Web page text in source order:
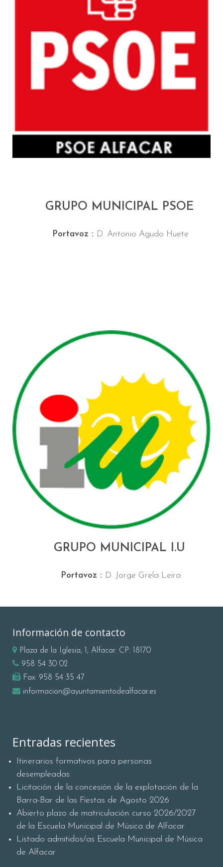
GRUPO MUNICIPAL PSOE
Portavoz : D. Antonio Agudo Huete
GRUPO MUNICIPAL I.U
Portavoz : D. Jorge Grela Leira
Información de contacto
Plaza de la Iglesia, 1, Alfacar. CP: 18170
958 54 30 02
Fax: 958 54 35 47
informacion@ayuntamientodealfacar.es
Entradas recientes
Itinerarios formativos para personas
desempleadas
Licitación de la concesión de la explotación de la
Barra-Bar de las Fiestas de Agosto 2026
Abierto plazo de matriculación curso 2026/2027
de la Escuela Municipal de Música de Alfacar
Listado admitidos/as Escuela Municipal de Música
de Alfacar